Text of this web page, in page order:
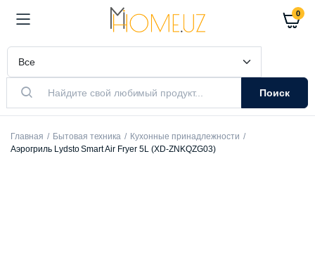
0
Поиск
Главная Бытовая техника
Кухонные принадлежности
Аэрогриль Lydsto Smart Air Fryer 5L (XD-ZNKQZG03)